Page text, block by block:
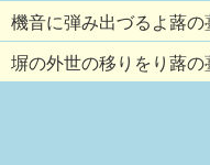
機音に弾み出づるよ蕗
塀の外世の移りをり蕗